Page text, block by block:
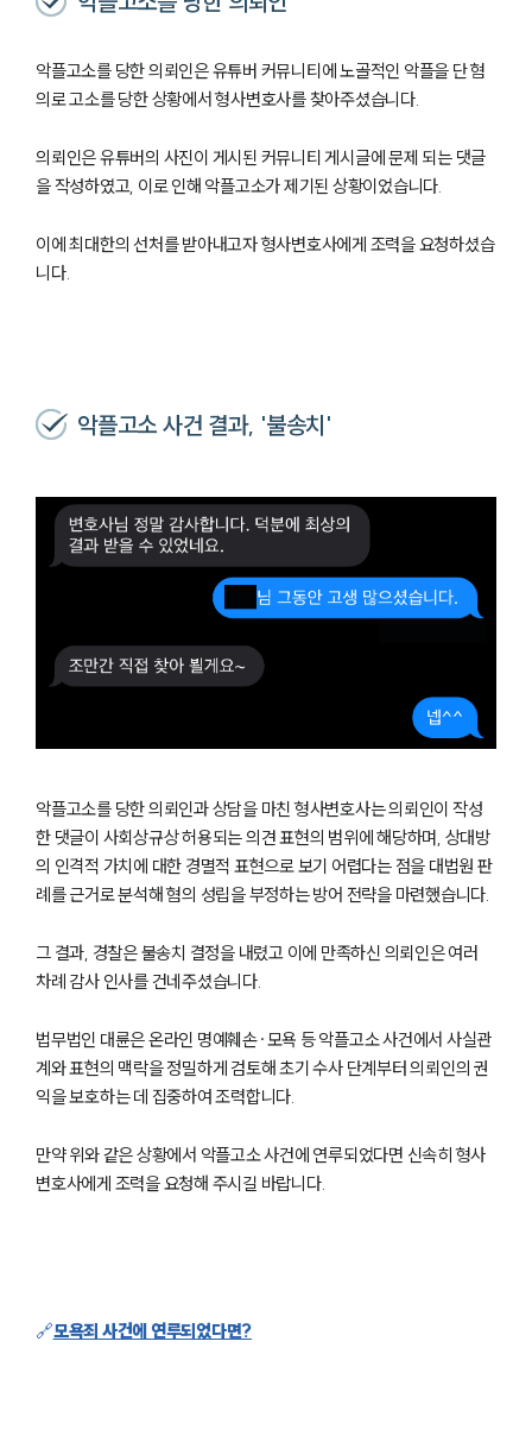
그룹소개
대륜의 강점
악플고소를 당한 의뢰인은 유튜버 커뮤니티에 노골적인 악플을 단 혐
의로 고소를 당한 상황에서 형사변호사를 찾아주셨습니다.
의뢰인은 유튜버의 사진이 게시된 커뮤니티 게시글에 문제 되는 댓글
을 작성하였고, 이로 인해 악플고소가 제기된 상황이었습니다.
이에 최대한의 선처를 받아내고자 형사변호사에게 조력을 요청하셨습
니다.
악플고소 사건 결과, '불송치'
악플고소를 당한 의뢰인과 상담을 마친 형사변호사는 의뢰인이 작성
한 댓글이 사회상규상 허용되는 의견 표현의 범위에 해당하며, 상대방
의 인격적 가치에 대한 경멸적 표현으로 보기 어렵다는 점을 대법원 판
례를 근거로 분석해 혐의 성립을 부정하는 방어 전략을 마련했습니다.
그 결과, 경찰은 불송치 결정을 내렸고 이에 만족하신 의뢰인은 여러
차례 감사 인사를 건네주셨습니다.
법무법인 대륜은 온라인 명예훼손·모욕 등 악플고소 사건에서 사실관
계와 표현의 맥락을 정밀하게 검토해 초기 수사 단계부터 의뢰인의 권
익을 보호하는 데 집중하여 조력합니다.
만약 위와 같은 상황에서 악플고소 사건에 연루되었다면 신속히 형사
변호사에게 조력을 요청해 주시길 바랍니다.
🔗모욕죄 사건에 연루되었다면?